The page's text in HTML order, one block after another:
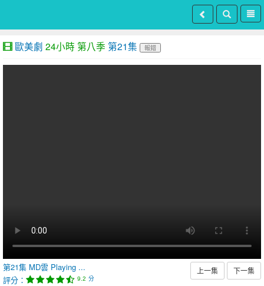
歐美劇 24小時 第八季 第21集 報錯
第21集 MD雲 Playing ...
評分：
9.2 分
上一集 下一集